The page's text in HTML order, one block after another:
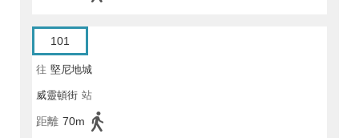
101
往 堅尼地城
威靈頓街 站
距離 70m